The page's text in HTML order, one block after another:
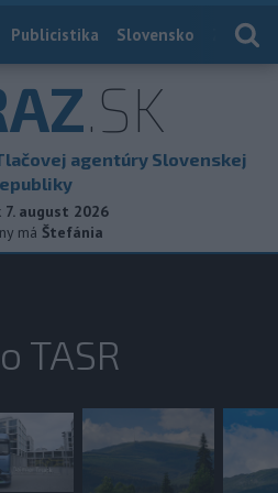
Publicistika Slovensko
.SK
agentúry Slovenskej
7. august 2026
má Štefánia
TASR